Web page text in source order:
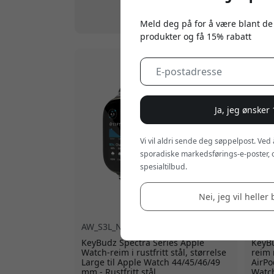
|
|
AW_S3L_NTL
KeyBudz Spectra Series Apple
Watch-reim i rustfritt stål, størrelse
Large til Apple Watch 44/45/46/49
mm - Rustfritt stål
reim
Meld deg på for å være blant
produkter og få 15% rabatt
Ja, jeg ønsker
Vi vil aldri sende deg søppelpost.
sporadiske markedsførings-e-
spesialtilbud.
Nei, jeg vil heller